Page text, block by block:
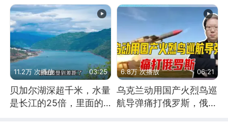
11.2万 次播放 03:25
贝加尔湖深超千米，水量
是长江的25倍，里面的
6.8万 次播放 06:21
乌克兰动用国产火烈鸟巡
航导弹痛打俄罗斯，俄军